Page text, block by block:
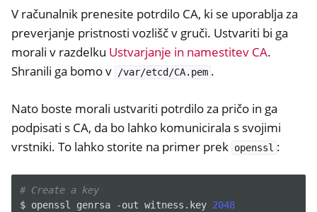
V računalnik prenesite potrdilo CA, ki se uporablja za
preverjanje pristnosti vozlišč v gruči. Ustvariti bi ga
morali v razdelku Ustvarjanje in namestitev CA.
Shranili ga bomo v
/var/etcd/CA.pem .
Nato boste morali ustvariti potrdilo za pričo in ga
podpisati s CA, da bo lahko komunicirala s svojimi
vrstniki. To lahko storite na primer prek openssl :
# Create a key
$ openssl genrsa -out witness.key 2048